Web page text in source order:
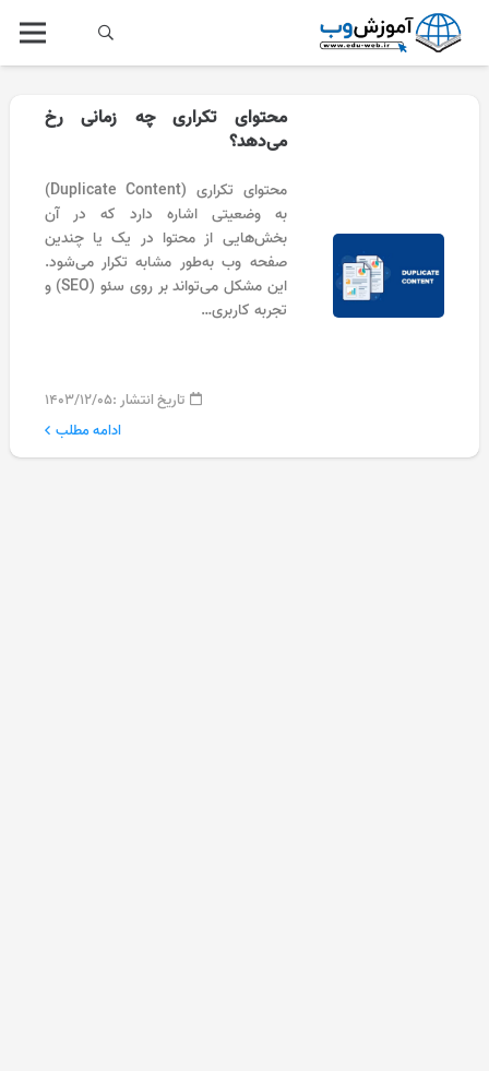
محتوای تکراری چه زمانی رخ
می‌دهد؟
محتوای تکراری (Duplicate Content)
به وضعیتی اشاره دارد که در آن
بخش‌هایی از محتوا در یک یا چندین
صفحه وب به‌طور مشابه تکرار می‌شود.
این مشکل می‌تواند بر روی سئو (SEO) و
تجربه کاربری…
تاریخ انتشار :۱۴۰۳/۱۲/۰۵
ادامه مطلب